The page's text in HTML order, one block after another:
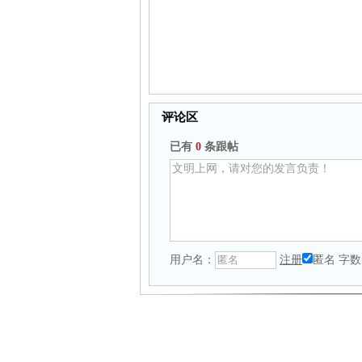
评论区
已有 0 条跟帖
用户名： 注册 匿名 字